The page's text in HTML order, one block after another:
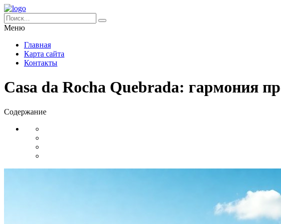
Меню
Главная
Карта сайта
Контакты
Casa da Rocha Quebrada: гармония
Содержание